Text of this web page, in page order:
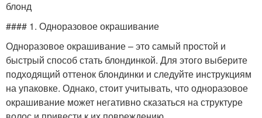
блонд
#### 1. Одноразовое окрашивание
Одноразовое окрашивание – это самый простой и
быстрый способ стать блондинкой. Для этого выберите
подходящий оттенок блондинки и следуйте инструкциям
на упаковке. Однако, стоит учитывать, что одноразовое
окрашивание может негативно сказаться на структуре